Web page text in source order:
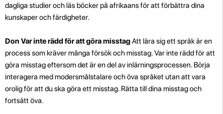
dagliga studier och läs böcker på afrikaans för att förbättra dina
kunskaper och färdigheter.
Don Var inte rädd för att göra misstagAtt lära sig ett språk är en
process som kräver många försök och misstag. Var inte rädd för att
göra misstag eftersom det är en del av inlärningsprocessen. Börja
interagera med modersmålstalare och öva språket utan att vara
orolig för att du ska göra ett misstag. Rätta till dina misstag och
fortsätt öva.